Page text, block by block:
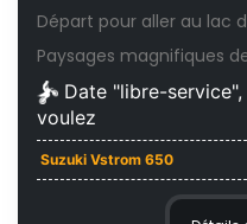
Départ pour aller au lac
Paysages magnifiques
Date "libre-
voulez
Suzuki Vstrom 650